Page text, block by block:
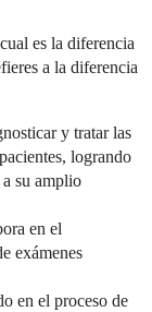
es la diferencia
a la diferencia
y tratar las
logrando
a su amplio
en el
exámenes
en el proceso de